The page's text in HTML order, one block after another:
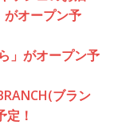
がオープン予
」がオープン予
ブラン
！